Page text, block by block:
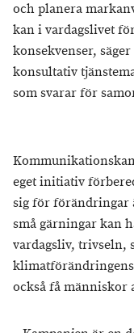
och planera
kan i vardagslivet
konsekvenser,
konsultativ
som svarar för
eget initiativ
sig för förändringar
små gärningar kan
vardagsliv, trivseln,
klimatförändringens
också få människor